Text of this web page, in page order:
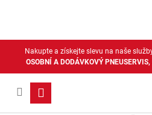
Nakupte a získejte slevu na naše
OSOBNÍ A DODÁVKOVÝ